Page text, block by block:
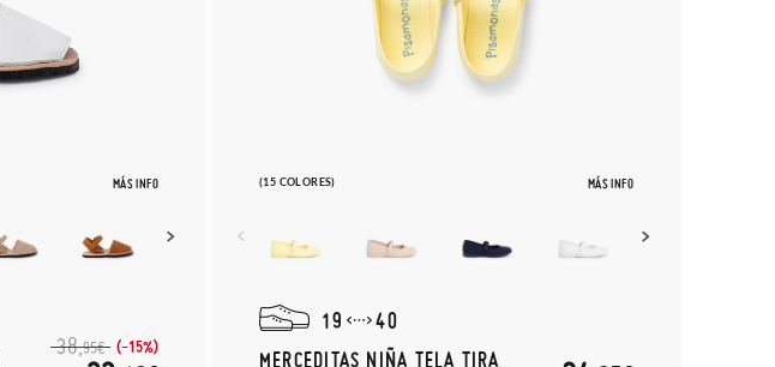
MÁS INFO
38,95€ (-15%)
(15 COLORES) MÁS INFO
19
40
MERCEDITAS NIÑA TELA TIRA